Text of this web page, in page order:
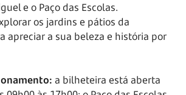
e o Paço das Escolas.
os jardins e pátios da
apreciar a sua beleza e história por
a bilheteira está aberta